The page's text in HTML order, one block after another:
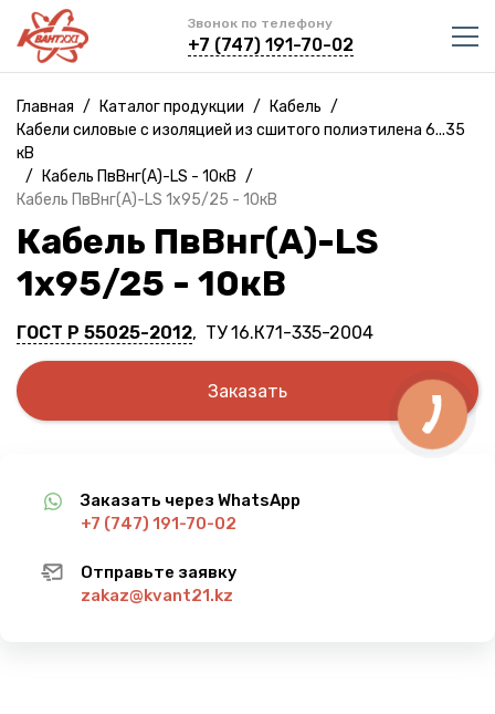
Звонок по телефону
+7 (747) 191-70-02
Главная / Каталог продукции / Кабель /
Кабели силовые с изоляцией из сшитого полиэтилена 6...35
кВ
/
Кабель ПвВнг(A)-LS - 10кВ /
Кабель ПвВнг(A)-LS 1х95/25 - 10кВ
Кабель ПвВнг(A)-LS
1х95/25 - 10кВ
ГОСТ Р 55025-2012, ТУ 16.К71-335-2004
Заказать
Заказать через WhatsApp
+7 (747) 191-70-02
Отправьте заявку
zakaz@kvant21.kz